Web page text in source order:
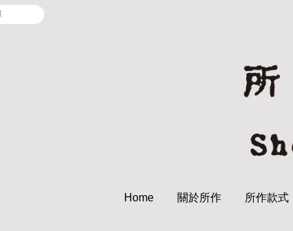
Home 關於所作 所作款式